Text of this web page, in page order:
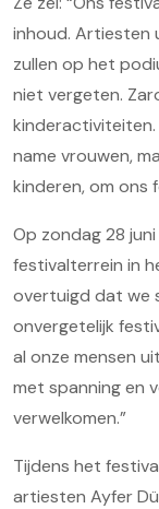
inhoud. Artiesten
zullen op het
niet vergeten.
kinderactiviteiten.
name vrouwen,
kinderen, om ons
Op zondag 28
festivalterrein in
overtuigd dat we
onvergetelijk
al onze mensen
met spanning en
verwelkomen.”
Tijdens het
artiesten Ayfer